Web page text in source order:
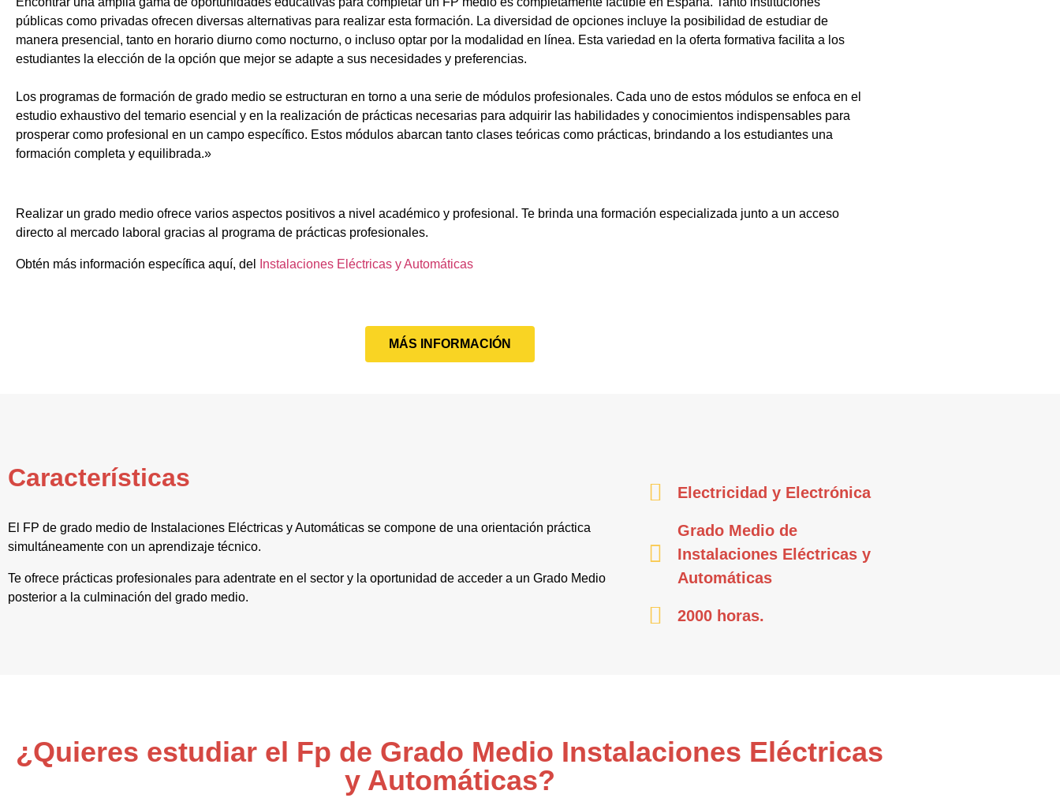
públicas como privadas ofrecen diversas alternativas para realizar esta formación. La diversidad de opciones incluye la posibilidad de estudiar de
manera presencial, tanto en horario diurno como nocturno, o incluso optar por la modalidad en línea. Esta variedad en la oferta formativa facilita a los
estudiantes la elección de la opción que mejor se adapte a sus necesidades y preferencias.
Los programas de formación de grado medio se estructuran en torno a una serie de módulos profesionales. Cada uno de estos módulos se enfoca en el
estudio exhaustivo del temario esencial y en la realización de prácticas necesarias para adquirir las habilidades y conocimientos indispensables para
prosperar como profesional en un campo específico. Estos módulos abarcan tanto clases teóricas como prácticas, brindando a los estudiantes una
formación completa y equilibrada.»
Realizar un grado medio ofrece varios aspectos positivos a nivel académico y profesional. Te brinda una formación especializada junto a un acceso
directo al mercado laboral gracias al programa de prácticas profesionales.
Obtén más información específica aquí, del Instalaciones Eléctricas y Automáticas
MÁS INFORMACIÓN
Características
El FP de grado medio de Instalaciones Eléctricas y Automáticas se compone de una orientación práctica
simultáneamente con un aprendizaje técnico.
Te ofrece prácticas profesionales para adentrate en el sector y la oportunidad de acceder a un Grado Medio
posterior a la culminación del grado medio.
Electricidad y Electrónica
Grado Medio de
Instalaciones Eléctricas y
Automáticas
2000 horas.
¿Quieres estudiar el Fp de Grado Medio Instalaciones Eléctricas
y Automáticas?